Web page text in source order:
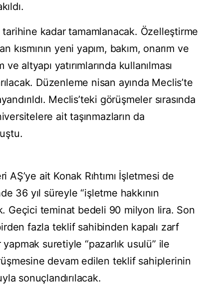
kadar tamamlanacak. Özelleştirme
yeni yapım, bakım, onarım ve
altyapı yatırımlarında kullanılması
Düzenleme nisan ayında Meclis’te
Meclis’teki görüşmeler sırasında
ait taşınmazların da
ait Konak Rıhtımı İşletmesi de
36 yıl süreyle “işletme hakkının
Geçici teminat bedeli 90 milyon lira. Son
fazla teklif sahibinden kapalı zarf
suretiyle “pazarlık usulü” ile
devam edilen teklif sahiplerinin
sonuçlandırılacak.